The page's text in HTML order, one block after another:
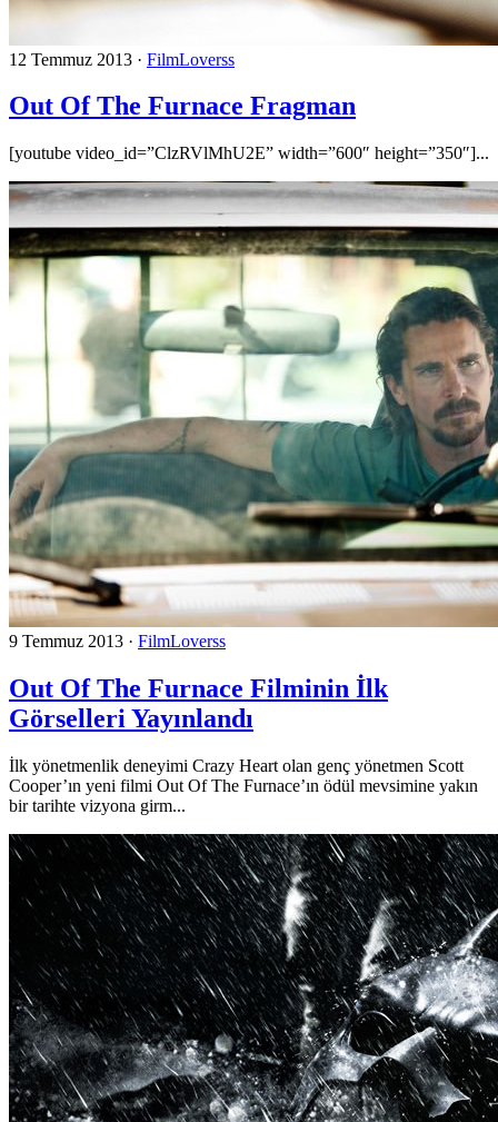
12 Temmuz 2013 · FilmLoverss
Out Of The Furnace Fragman
[youtube video_id=”ClzRVlMhU2E” width=”600″ height=”350″]...
9 Temmuz 2013 · FilmLoverss
Out Of The Furnace Filminin İlk
Görselleri Yayınlandı
İlk yönetmenlik deneyimi Crazy Heart olan genç yönetmen Scott
Cooper’ın yeni filmi Out Of The Furnace’ın ödül mevsimine yakın
bir tarihte vizyona girm...